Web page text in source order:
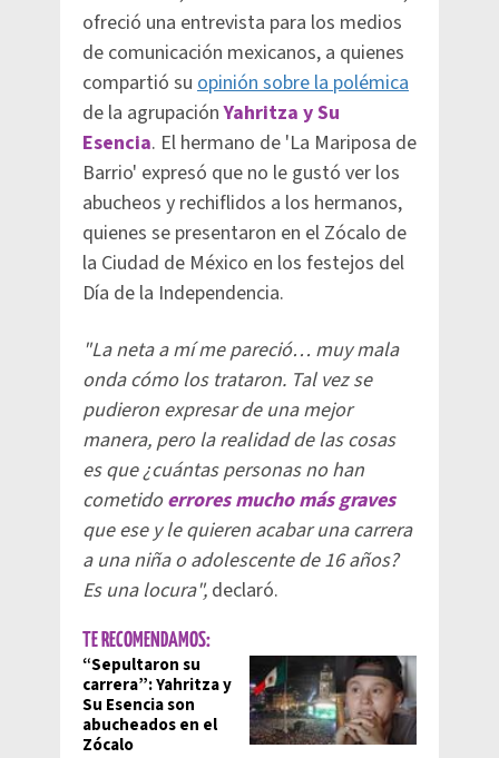
ofreció una entrevista para los medios
de comunicación mexicanos, a quienes
compartió su opinión sobre la polémica
de la agrupaciónYahritza y Su
Esencia. El hermano de 'La Mariposa de
Barrio' expresó que no le gustó ver los
abucheos y rechiflidos a los hermanos,
quienes se presentaron en el Zócalo de
la Ciudad de México en los festejos del
Día de la Independencia.
"La neta a mí me pareció… muy mala
onda cómo los trataron. Tal vez se
pudieron expresar de una mejor
manera, pero la realidad de las cosas
es que ¿cuántas personas no han
cometidoerrores mucho más graves
que ese y le quieren acabar una carrera
a una niña o adolescente de 16 años?
Es una locura", declaró.
TE RECOMENDAMOS:
“Sepultaron su
carrera”: Yahritza y
Su Esencia son
abucheados en el
Zócalo